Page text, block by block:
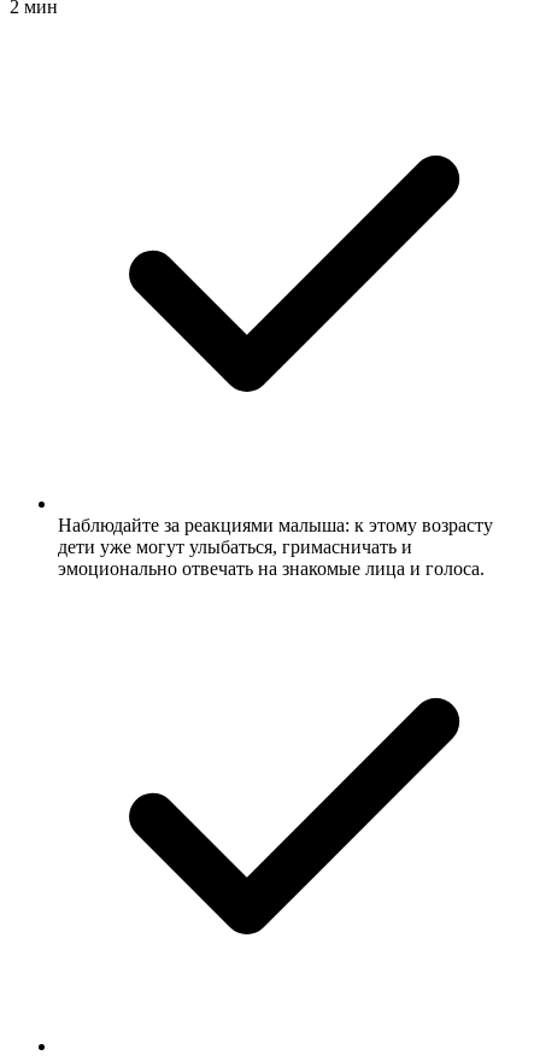
2 мин
Наблюдайте за реакциями малыша: к этому возрасту
дети уже могут улыбаться, гримасничать и
эмоционально отвечать на знакомые лица и голоса.